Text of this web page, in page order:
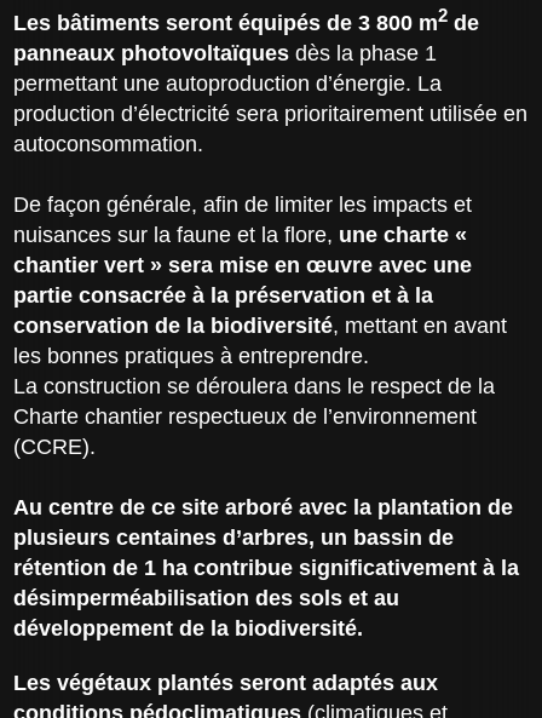
Les bâtiments seront équipés de 3 800 m2 de
panneaux photovoltaïquesdès la phase 1
permettant une autoproduction d’énergie. La
production d’électricité sera prioritairement utilisée en
autoconsommation.
De façon générale, afin de limiter les impacts et
nuisances sur la faune et la flore, une charte «
chantier vert » sera mise en œuvre avec une
partie consacrée à la préservation et à la
conservation de la biodiversité, mettant en avant
les bonnes pratiques à entreprendre.
La construction se déroulera dans le respect de la
Charte chantier respectueux de l’environnement
(CCRE).
Au centre de ce site arboré avec la plantation de
plusieurs centaines d’arbres, un bassin de
rétention de 1 ha contribue significativement à la
désimperméabilisation des sols et au
développement de la biodiversité.
Les végétaux plantés seront adaptés aux
conditions pédoclimatiques (climatiques et